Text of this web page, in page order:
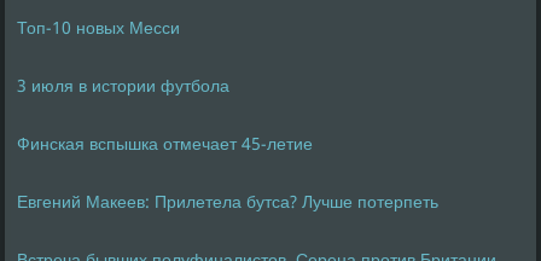
Топ-10 новых Месси
3 июля в истории футбола
Финская вспышка отмечает 45-летие
Евгений Макеев: Прилетела бутса? Лучше потерпеть